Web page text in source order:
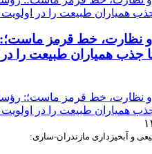
نظارت، خط قرمز ماست؛:
همیاران طبیعت را در
و آبخیزداری مازندران-ساری: